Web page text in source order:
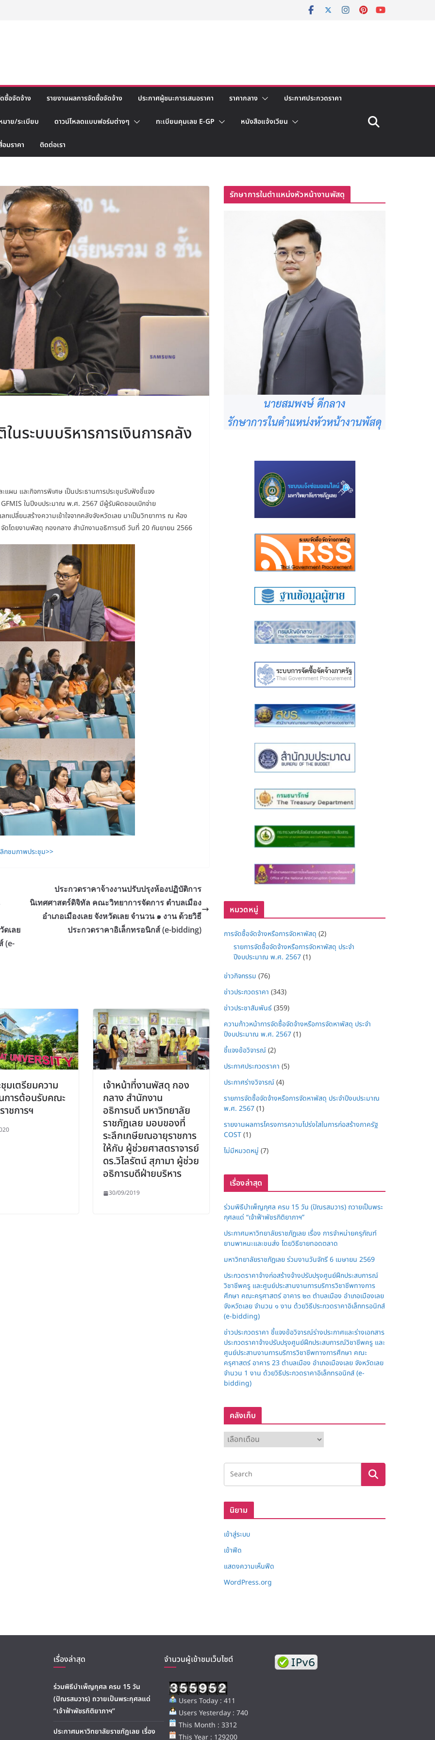
ซื้อจัดจ้าง รายงานผลการจัดซื้อจัดจ้าง ประกาศผู้ชนะการเสนอราคา ราคากลาง ประกาศประกวดราคา
าย/ระเบียบ ดาวน์โหลดแบบฟอร์มต่างๆ ทะเบียนคุมเลข E-GP หนังสือแจ้งเวียน
อมราคา ติดต่อเรา
ระบบบริหารการเงินการคลัง
น และกิจการพิเศษ เป็นประธานการประชุมรับฟังชี้แจง
ในปีงบประมาณ พ.ศ. 2567 มีผู้รับผิดชอบเบิกจ่าย
เปลี่ยนสร้างความเข้าใจจากคลังจังหวัดเลย มาเป็นวิทยาการ ณ ห้อง
ดโดยงานพัสดุ กองกลาง สำนักงานอธิการบดี วันที่ 20 กันยายน 2566
กชมภาพประชุม>>
ดเลย
(e-
ประกวดราคาจ้างงานปรับปรุงห้องปฏิบัติการ
นิเทศศาสตร์ดิจิทัล คณะวิทยาการจัดการ ตำบลเมือง
อำเภอเมืองเลย จังหวัดเลย จำนวน ๑ งาน ด้วยวิธี
ประกวดราคาอิเล็กทรอนิกส์ (e-bidding)
มเตรียมความ
การต้อนรับคณะ
ชการฯ
เจ้าหน้าที่งานพัสดุ กอง
กลาง สำนักงาน
อธิการบดี มหาวิทยาลัย
ราชภัฏเลย มอบของที่
ระลึกเกษียณอายุราชการ
ให้กับ ผู้ช่วยศาสตราจารย์
ดร.วิไลรัตน์ สุภามา ผู้ช่วย
อธิการบดีฝ่ายบริหาร
30/09/2019
รักษาการในตำแหน่งหัวหน้างานพัสดุ
หมวดหมู่
การจัดซื้อจัดจ้างหรือการจัดหาพัสดุ (2)
รายการจัดซื้อจัดจ้างหรือการจัดหาพัสดุ ประจำ
ปีงบประมาณ พ.ศ. 2567(1)
ข่าวกิจกรรม (76)
ข่าวประกวดราคา (343)
ข่าวประชาสัมพันธ์(359)
ความก้าวหน้าการจัดซื้อจัดจ้างหรือการจัดหาพัสดุ ประจำ
ปีงบประมาณ พ.ศ. 2567(1)
ชี้แจงข้อวิจารณ์(2)
ประกาศประกวดราคา (5)
ประกาศร่างวิจารณ์(4)
รายการจัดซื้อจัดจ้างหรือการจัดหาพัสดุ ประจำปีงบประมาณ
พ.ศ. 2567(1)
รายงานผลการโครงการความโปร่งใสในการก่อสร้างภาครัฐ
COST(1)
ไม่มีหมวดหมู่ (7)
เรื่องล่าสุด
ร่วมพิธีบำเพ็ญกุศล ครบ 15 วัน (ปัณรสมวาร) ถวายเป็นพระ
กุศลแด่ “เจ้าฟ้าพัชรกิติยาภาฯ”
ประกาศมหาวิทยาลัยราชภัฏเลย เรื่อง การจำหน่ายครุภัณฑ์
ยานพาหนะและขนส่ง โดยวิธีขายทอดตลาด
มหาวิทยาลัยราชภัฏเลย ร่วมงานวันจักรี 6 เมษายน 2569
ประกวดราคาจ้างก่อสร้างจ้างปรับปรุงศูนย์ฝึกประสบการณ์
วิชาชีพครู และศูนย์ประสานงานการบริการวิชาชีพทางการ
ศึกษา คณะครุศาสตร์ อาคาร ๒๓ ตำบลเมือง อำเภอเมืองเลย
จังหวัดเลย จำนวน ๑ งาน ด้วยวิธีประกวดราคาอิเล็กทรอนิกส์
(e-bidding)
ข่าวประกวดราคา ชี้แจงข้อวิจารณ์ร่างประกาศและร่างเอกสาร
ประกวดราคาจ้างปรับปรุงศูนย์ฝึกประสบการณ์วิชาชีพครู และ
ศูนย์ประสานงานการบริการวิชาชีพทางการศึกษา คณะ
ครุศาสตร์ อาคาร 23 ตำบลเมือง อำเภอเมืองเลย จังหวัดเลย
จำนวน 1 งาน ด้วยวิธีประกวดราคาอิเล็กทรอนิกส์ (e-
bidding)
คลังเก็บ
ลั
ง
ก็
นิยาม
เข้าสู่ระบบ
เข้าฟีด
แสดงความเห็นฟีด
WordPress.org
เรื่องล่าสุด
ร่วมพิธีบำเพ็ญกุศล ครบ 15 วัน
(ปัณรสมวาร) ถวายเป็นพระกุศลแด่
“เจ้าฟ้าพัชรกิติยาภาฯ”
ประกาศมหาวิทยาลัยราชภัฏเลย เรื่อง
จำนวนผู้เข้าชมเว็บไซต์
Users Today : 411
Users Yesterday : 740
This Month : 3312
This Year : 129200